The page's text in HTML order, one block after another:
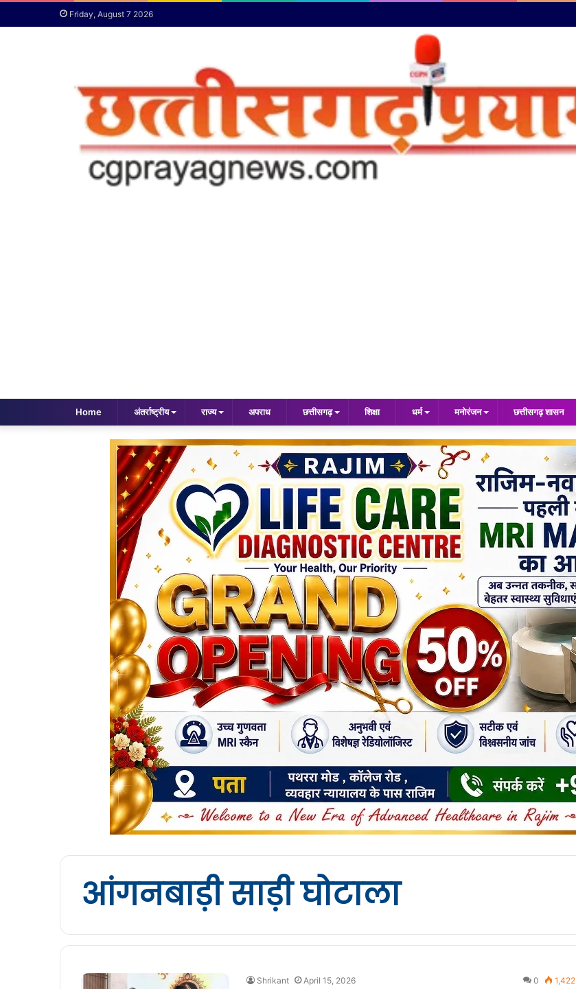
Friday, August 7 2026
Home अंतर्राष्ट्रीय राज्य अपराध छत्तीसगढ़ शिक्षा धर्म मनोरंजन छत्तीसगढ़ शासन
आंगनबाड़ी साड़ी घोटाला
Shrikant April 15, 2026 0 1,422